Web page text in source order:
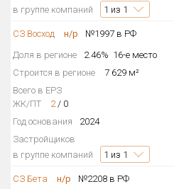
в группе компаний
1 из 1
СЗ Восход н/р
№1997 в РФ
Доля в регионе
2.46% 16-е место
Строится в регионе
7 629 м²
Всего в ЕРЗ
ЖК/ПТ
2/ 0
Год основания
2024
Застройщиков
в группе компаний
1 из 1
СЗ Бета н/р
№2208 в РФ